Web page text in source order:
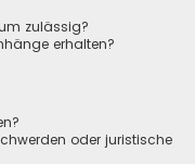
zulässig?
erhalten?
oder juristische